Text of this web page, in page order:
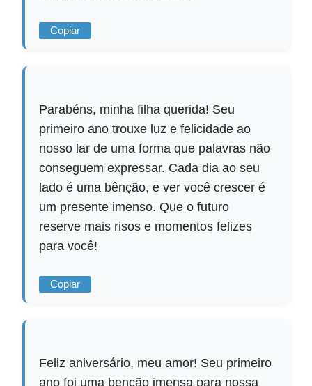
Copiar
Parabéns, minha filha querida! Seu
primeiro ano trouxe luz e felicidade ao
nosso lar de uma forma que palavras não
conseguem expressar. Cada dia ao seu
lado é uma bênção, e ver você crescer é
um presente imenso. Que o futuro
reserve mais risos e momentos felizes
para você!
Copiar
Feliz aniversário, meu amor! Seu primeiro
ano foi uma benção imensa para nossa